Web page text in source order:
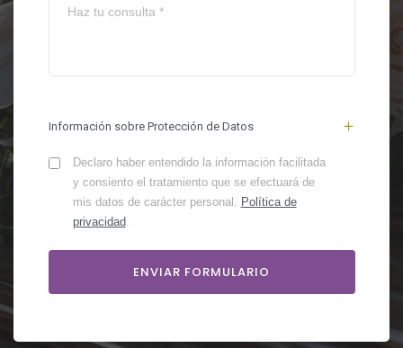
Información sobre Protección de Datos
Declaro haber entendido la información facilitada
y consiento el tratamiento que se efectuará de
mis datos de carácter personal. Política de
privacidad.